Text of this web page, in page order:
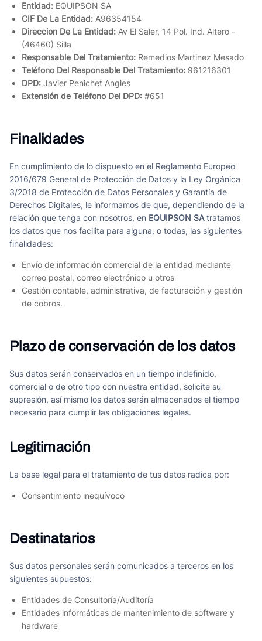
Entidad: EQUIPSON SA
CIF De La Entidad: A96354154
Direccion De La Entidad: Av El Saler, 14 Pol. Ind. Altero -
(46460) Silla
Responsable Del Tratamiento: Remedios Martinez Mesado
Teléfono Del Responsable Del Tratamiento: 961216301
DPD: Javier Penichet Angles
Extensión de Teléfono Del DPD: #651
Finalidades
En cumplimiento de lo dispuesto en el Reglamento Europeo
2016/679 General de Protección de Datos y la Ley Orgánica
3/2018 de Protección de Datos Personales y Garantía de
Derechos Digitales, le informamos de que, dependiendo de la
relación que tenga con nosotros, en EQUIPSON SAtratamos
los datos que nos facilita para alguna, o todas, las siguientes
finalidades:
Envío de información comercial de la entidad mediante
correo postal, correo electrónico u otros
Gestión contable, administrativa, de facturación y gestión
de cobros.
Plazo de conservación de los datos
Sus datos serán conservados en un tiempo indefinido,
comercial o de otro tipo con nuestra entidad, solicite su
supresión, así mismo los datos serán almacenados el tiempo
necesario para cumplir las obligaciones legales.
Legitimación
La base legal para el tratamiento de tus datos radica por:
Consentimiento inequívoco
Destinatarios
Sus datos personales serán comunicados a terceros en los
siguientes supuestos:
Entidades de Consultoría/Auditoría
Entidades informáticas de mantenimiento de software y
hardware